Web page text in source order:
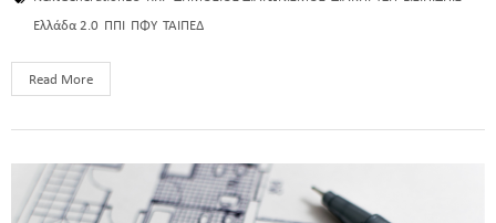
Ελλάδα 2.0 ΠΠΙ ΠΦΥ ΤΑΙΠΕΔ
Read More